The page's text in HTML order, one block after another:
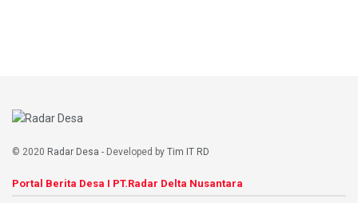
© 2020 Radar Desa - Developed by Tim IT RD
Portal Berita Desa I PT.Radar Delta Nusantara